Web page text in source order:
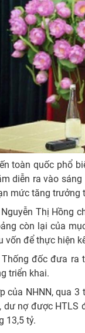
toàn quốc phổ
diễn ra vào
mức tăng trưởng
Thị Hồng
còn lại của
vốn để thực hiện
đốc đưa ra
triển khai.
của NHNN, qua
dư nợ được HTLS
13,5 tỷ.